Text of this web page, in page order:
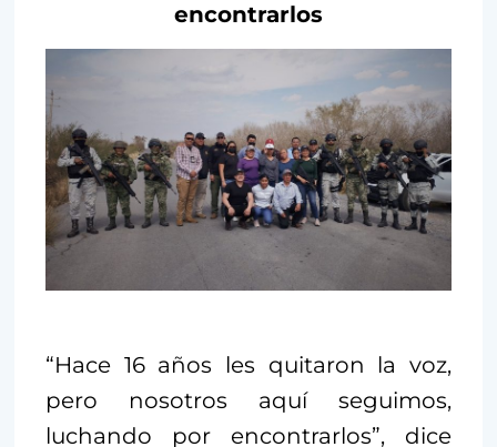
encontrarlos
“Hace 16 años les quitaron la voz,
pero nosotros aquí seguimos,
luchando por encontrarlos”, dice